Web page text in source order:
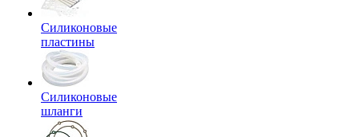
Силиконовые
пластины
Силиконовые
шланги